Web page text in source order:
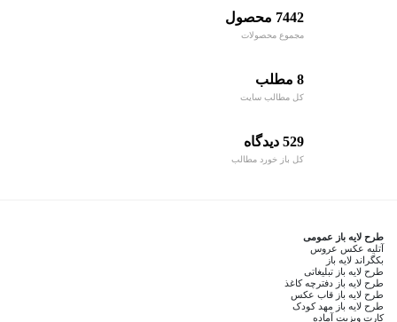
7442 محصول
مجموع محصولات
8 مطلب
کل مطالب سایت
529 دیدگاه
کل باز خورد مطالب
طرح لایه باز عمومی
آتلیه عکس عروس
بکگراند لایه باز
طرح لایه باز تبلیغاتی
طرح لایه باز دفترچه کاغذ
طرح لایه باز قاب عکس
طرح لایه باز مهد کودک
کارت ویزیت آماده